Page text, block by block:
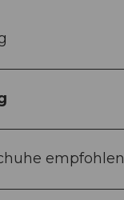
empfohlen